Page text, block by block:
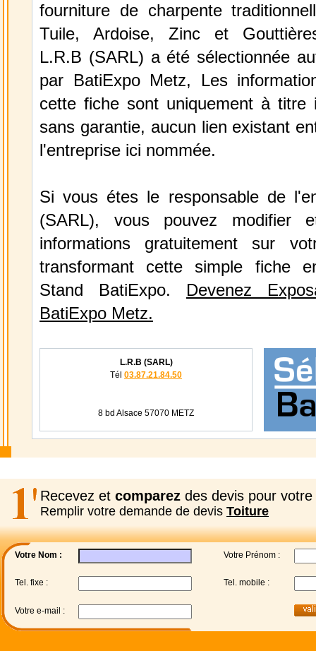
fourniture de charpente
Tuile, Ardoise, Zinc et
L.R.B (SARL) a été sélectionnée
par BatiExpo Metz, Les
cette fiche sont uniquement à titre
sans garantie, aucun lien existant
l'entreprise ici nommée.
Si vous étes le responsable de
(SARL), vous pouvez modifier
informations gratuitement sur
transformant cette simple fiche
Stand BatiExpo. Devenez
BatiExpo Metz.
L.R.B (SARL)
Tél 03.87.21.84.50
8 bd Alsace 57070 METZ
Recevez et comparez des devis pour votre
Remplir votre demande de devis Toiture
Votre Nom : Votre Prénom :
Tel. fixe : Tel. mobile :
Votre e-mail :